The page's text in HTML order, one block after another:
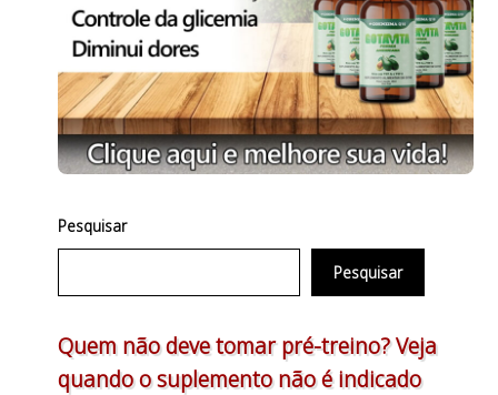
Pesquisar
Pesquisar
Quem não deve tomar pré-treino? Veja
quando o suplemento não é indicado